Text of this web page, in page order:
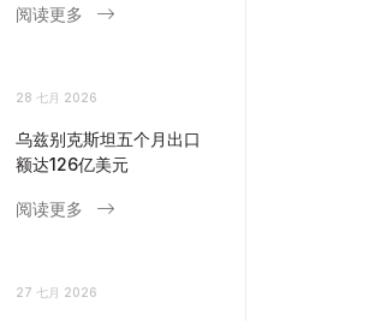
阅读更多
28 七月 2026
乌兹别克斯坦五个月出口
额达126亿美元
阅读更多
27 七月 2026